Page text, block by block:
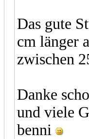
Das gute
cm länger
zwischen
Danke
und viele
benni